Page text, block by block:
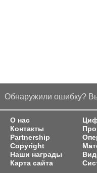
Обнаружили ошибку?
О нас
Контакты
Partnership
Copyright
Наши награды
Карта сайта